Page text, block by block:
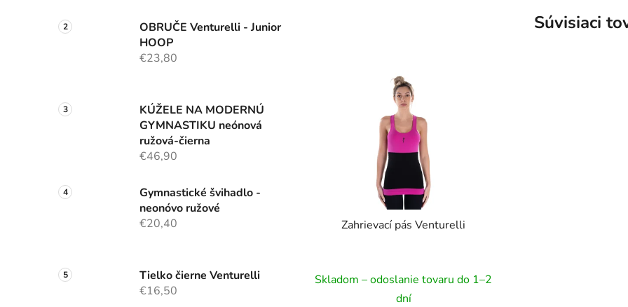
OBRUČE Venturelli - Junior
HOOP
€23,80
KÚŽELE NA MODERNÚ
GYMNASTIKU neónová
ružová-čierna
€46,90
Gymnastické švihadlo -
neonóvo ružové
€20,40
Tielko čierne Venturelli
€16,50
Súvisiaci
Zahrievací pás Venturelli
Skladom – odoslanie tovaru do 1–2
dní